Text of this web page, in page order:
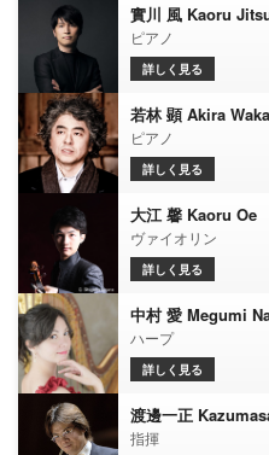
實川 風 Kaoru
ピアノ
詳しく見る
若林 顕 Akira
ピアノ
詳しく見る
大江 馨 Kaoru Oe
ヴァイオリン
詳しく見る
中村 愛 Megumi
ハープ
詳しく見る
渡邊一正
指揮